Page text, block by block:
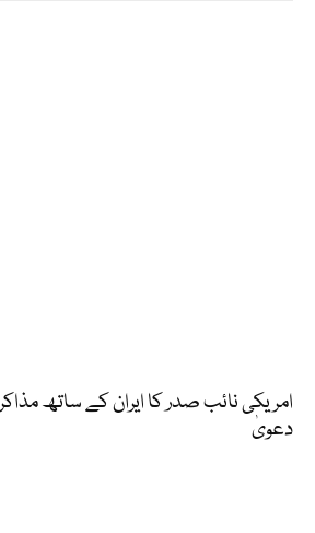
امریکی نائب صدر کا ایران کے ساتھ
دعویٰ